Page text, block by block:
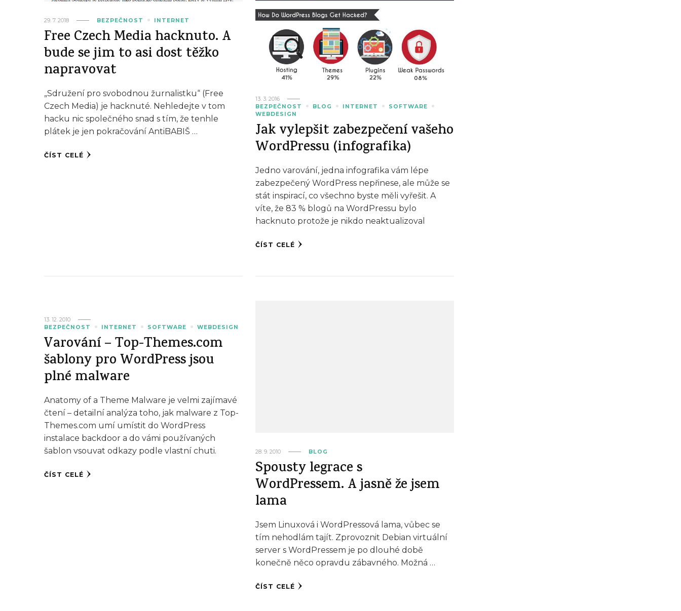
29. 7. 2018 BEZPEČNOST INTERNET
Free Czech Media hacknuto. A
bude se jim to asi dost těžko
napravovat
„Sdružení pro svobodnou žurnalistku“ (Free
Czech Media) je hacknuté. Nehledejte v tom
hacku nic společného snad s tím, že tenhle
plátek je jen pokračování AntiBABIŠ …
ČÍST CELÉ
13. 3. 2016
BEZPEČNOST
BLOG INTERNET
SOFTWARE
WEBDESIGN
Jak vylepšit zabezpečení vašeho
WordPressu (infografika)
Jedno varování, jedna infografika vám lépe
zabezpečený WordPress nepřinese, ale může se
stát inspirací, co všechno byste měli vyřešit. A
víte, že 83 % blogů na WordPressu bylo
hacknuto protože je nikdo neaktualizoval
ČÍST CELÉ
13. 12. 2010
BEZPEČNOST
INTERNET SOFTWARE WEBDESIGN
Varování – Top-Themes.com
šablony pro WordPress jsou
plné malware
Anatomy of a Theme Malware je velmi zajímavé
čtení – detailní analýza toho, jak malware z Top-
Themes.com umí umístit do WordPress
instalace backdoor a do vámi používaných
šablon vsouvat odkazy podle vlastní chuti.
ČÍST CELÉ
28. 9. 2010 BLOG
Spousty legrace s
WordPressem. A jasně že jsem
lama
Jsem Linuxová i WordPressová lama, vůbec se
tím nehodlám tajít. Zprovoznit Debian virtuální
server s WordPressem je po dlouhé době
konečně něco opravdu zábavného. Možná …
ČÍST CELÉ